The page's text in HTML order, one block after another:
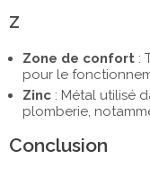
Z
Zone de confort :
pour le
Zinc : Métal utilisé
plomberie,
Conclusion